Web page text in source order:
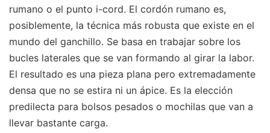
rumano o el punto i-cord. El cordón rumano es,
posiblemente, la técnica más robusta que existe en el
mundo del ganchillo. Se basa en trabajar sobre los
bucles laterales que se van formando al girar la labor.
El resultado es una pieza plana pero extremadamente
densa que no se estira ni un ápice. Es la elección
predilecta para bolsos pesados o mochilas que van a
llevar bastante carga.